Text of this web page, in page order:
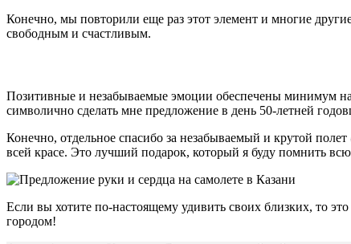
Конечно, мы повторили еще раз этот элемент и многие
свободным и счастливым.
Позитивные и незабываемые эмоции обеспечены минимум
символично сделать мне предложение в день 50-летней
Конечно, отдельное спасибо за незабываемый и крутой
всей красе. Это лучший подарок, который я буду помнить
Если вы хотите по-настоящему удивить своих близких, то
городом!